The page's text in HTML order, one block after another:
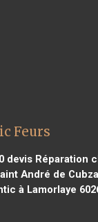
Feurs
devis Réparation
André de
à Lamorlaye